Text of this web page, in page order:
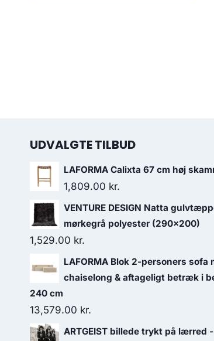
UDVALGTE TILBUD
LAFORMA Calixta 67 cm høj
1,809.00 kr.
VENTURE DESIGN Natta
mørkegrå polyester (290x200)
1,529.00 kr.
LAFORMA Blok 2-personers sofa
chaiselong & aftageligt betræk i
240 cm
13,579.00 kr.
ARTGEIST billede trykt på lærred